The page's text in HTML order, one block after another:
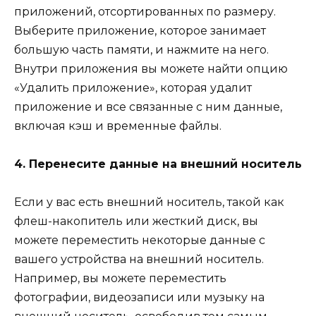
приложений, отсортированных по размеру.
Выберите приложение, которое занимает
большую часть памяти, и нажмите на него.
Внутри приложения вы можете найти опцию
«Удалить приложение», которая удалит
приложение и все связанные с ним данные,
включая кэш и временные файлы.
4. Перенесите данные на внешний носитель
Если у вас есть внешний носитель, такой как
флеш-накопитель или жесткий диск, вы
можете переместить некоторые данные с
вашего устройства на внешний носитель.
Например, вы можете переместить
фотографии, видеозаписи или музыку на